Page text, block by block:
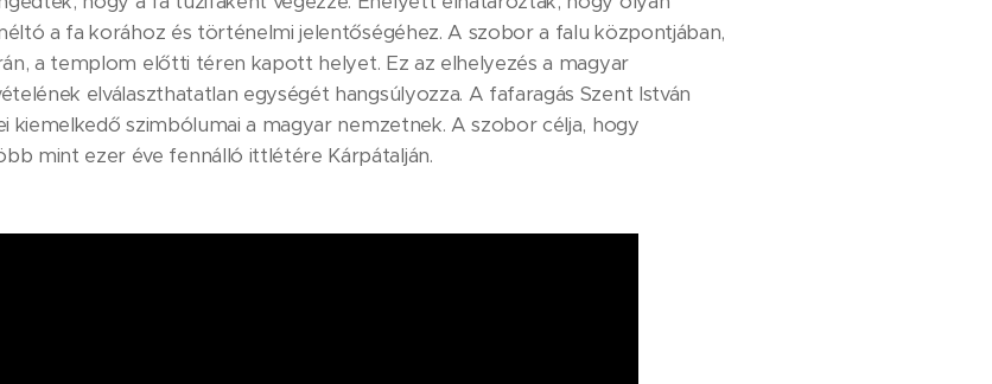
a fa korához és történelmi jelentőségéhez. A szobor a falu központjában,
a templom előtti téren kapott helyet. Ez az elhelyezés a magyar
elválaszthatatlan egységét hangsúlyozza. A fafaragás Szent István
kiemelkedő szimbólumai a magyar nemzetnek. A szobor célja, hogy
mint ezer éve fennálló ittlétére Kárpátalján.